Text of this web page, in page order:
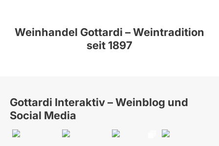
Weinhandel Gottardi – Weintradition
seit 1897
Gottardi Interaktiv – Weinblog und
Social Media